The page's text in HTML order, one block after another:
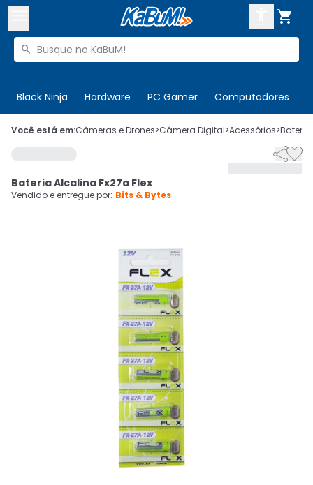

Buscar produtos

Black Ninja Hardware PC Gamer Computadores
 Olá. Acesse sua conta
Cupons
Ativar tradutor em libras
CADASTRE-SE
Você está em:Câmeras e Drones>Câmera Digital>Acessórios>Bateria

Bateria Alcalina Fx27a Flex
Vendido e entregue por: Bits & Bytes